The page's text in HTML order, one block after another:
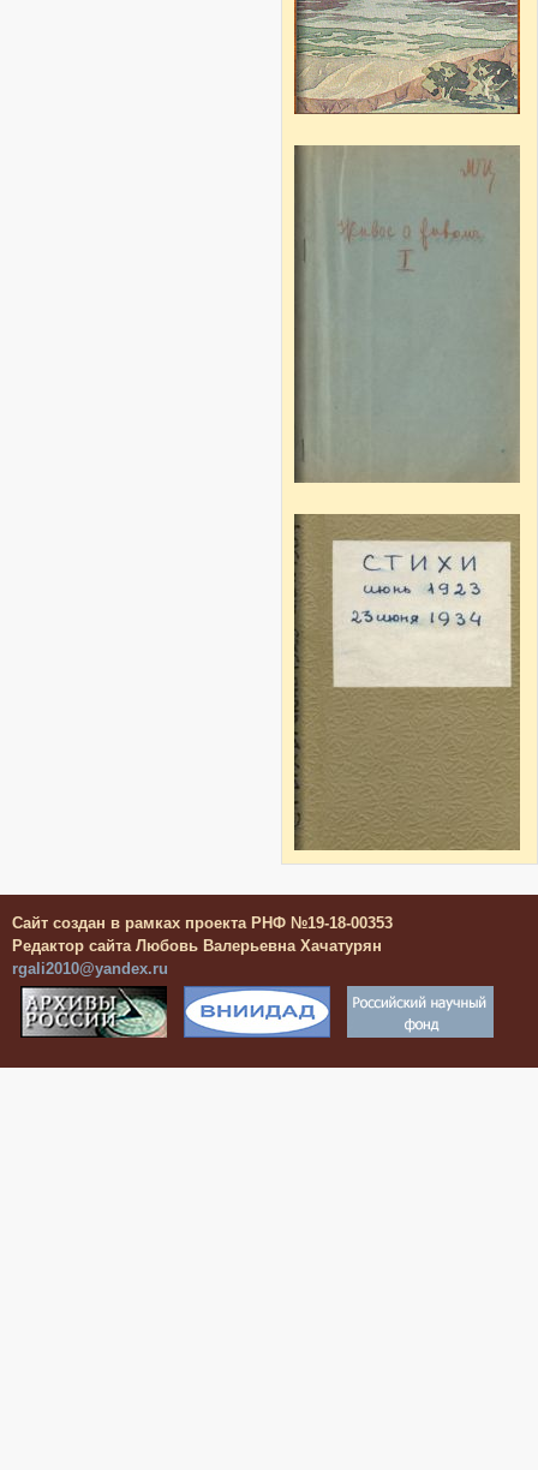
Сайт создан в рамках проекта РНФ №19-18-00353
Редактор сайта Любовь Валерьевна Хачатурян
rgali2010@yandex.ru